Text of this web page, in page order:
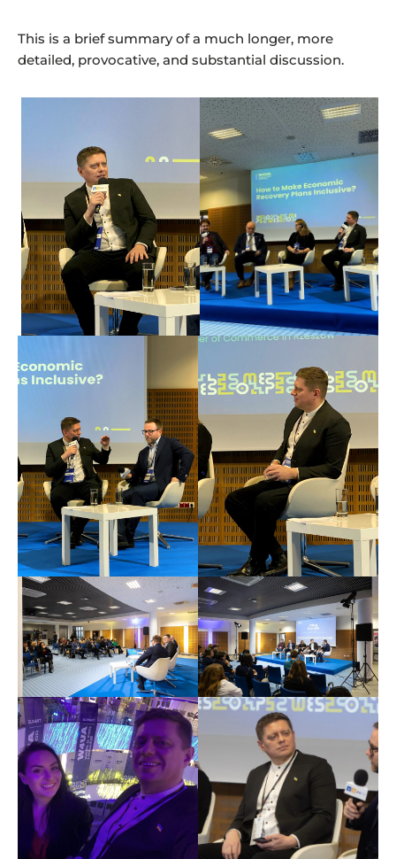
This is a brief summary of a much longer, more
detailed, provocative, and substantial discussion.